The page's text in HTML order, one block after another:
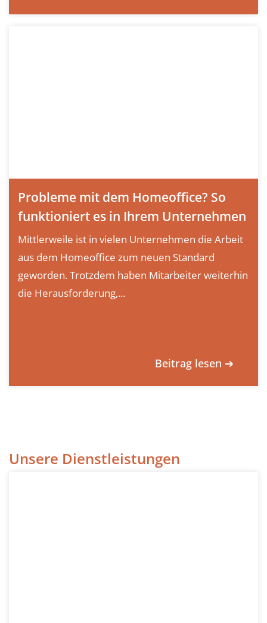
Probleme mit dem Homeoffice? So
funktioniert es in Ihrem Unternehmen
Mittlerweile ist in vielen Unternehmen die Arbeit
aus dem Homeoffice zum neuen Standard
geworden. Trotzdem haben Mitarbeiter weiterhin
die Herausforderung,...
Beitrag lesen ➔
Unsere Dienstleistungen